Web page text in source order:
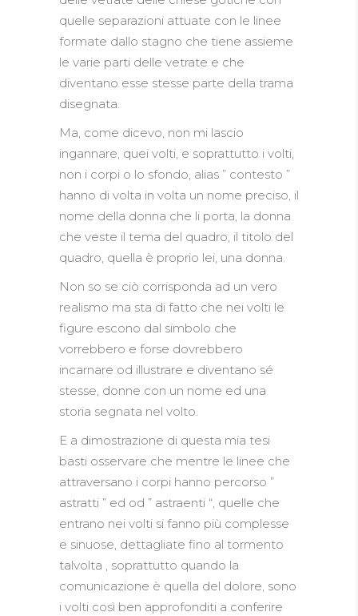
quelle separazioni attuate con le linee
formate dallo stagno che tiene assieme
le varie parti delle vetrate e che
diventano esse stesse parte della trama
disegnata.
Ma, come dicevo, non mi lascio
ingannare, quei volti, e soprattutto i volti,
non i corpi o lo sfondo, alias ” contesto ”
hanno di volta in volta un nome preciso, il
nome della donna che li porta, la donna
che veste il tema del quadro, il titolo del
quadro, quella è proprio lei, una donna.
Non so se ciò corrisponda ad un vero
realismo ma sta di fatto che nei volti le
figure escono dal simbolo che
vorrebbero e forse dovrebbero
incarnare od illustrare e diventano sé
stesse, donne con un nome ed una
storia segnata nel volto.
E a dimostrazione di questa mia tesi
basti osservare che mentre le linee che
attraversano i corpi hanno percorso ”
astratti ” ed od ” astraenti “, quelle che
entrano nei volti si fanno più complesse
e sinuose, dettagliate fino al tormento
talvolta , soprattutto quando la
comunicazione è quella del dolore, sono
i volti così ben approfonditi a conferire